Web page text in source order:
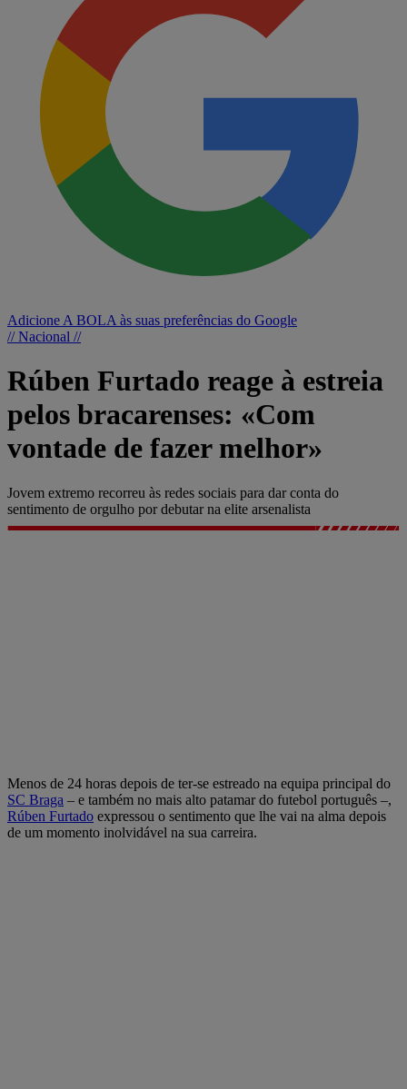
Adicione A BOLA às suas preferências do Google
// Nacional //
Rúben Furtado reage à estreia
pelos bracarenses: «Com
vontade de fazer melhor»
Jovem extremo recorreu às redes sociais para dar conta do
sentimento de orgulho por debutar na elite arsenalista
Menos de 24 horas depois de ter-se estreado na equipa principal do
SC Braga – e também no mais alto patamar do futebol português –,
Rúben Furtado expressou o sentimento que lhe vai na alma depois
de um momento inolvidável na sua carreira.